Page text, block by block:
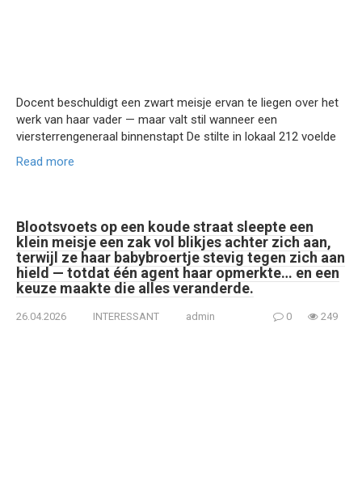
Docent beschuldigt een zwart meisje ervan te liegen over het
werk van haar vader — maar valt stil wanneer een
viersterrengeneraal binnenstapt De stilte in lokaal 212 voelde
Read more
Blootsvoets op een koude straat sleepte een
klein meisje een zak vol blikjes achter zich aan,
terwijl ze haar babybroertje stevig tegen zich aan
hield — totdat één agent haar opmerkte… en een
keuze maakte die alles veranderde.
26.04.2026 INTERESSANT admin 0 249